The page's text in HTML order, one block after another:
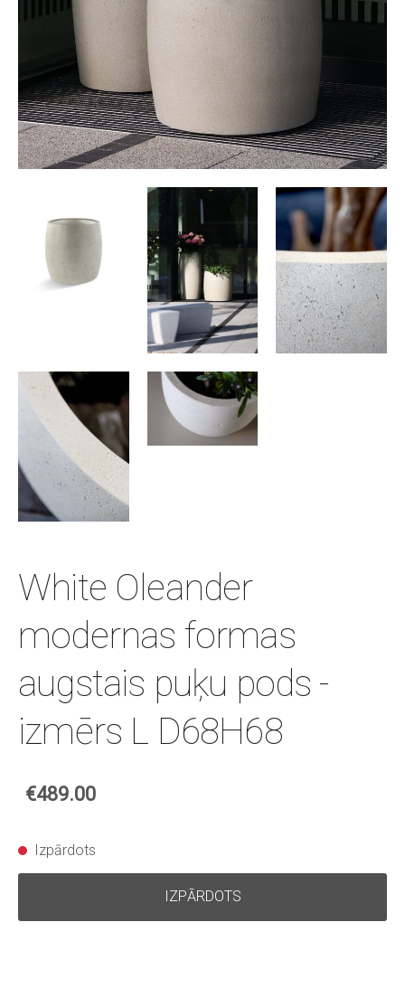
White Oleander
modernas formas
augstais puķu pods -
izmērs L D68H68
€489.00
Izpārdots
IZPĀRDOTS